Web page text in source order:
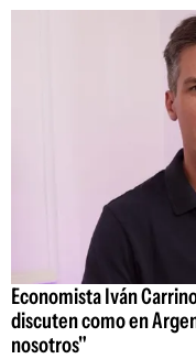
Economista Iván
discuten como en
nosotros"